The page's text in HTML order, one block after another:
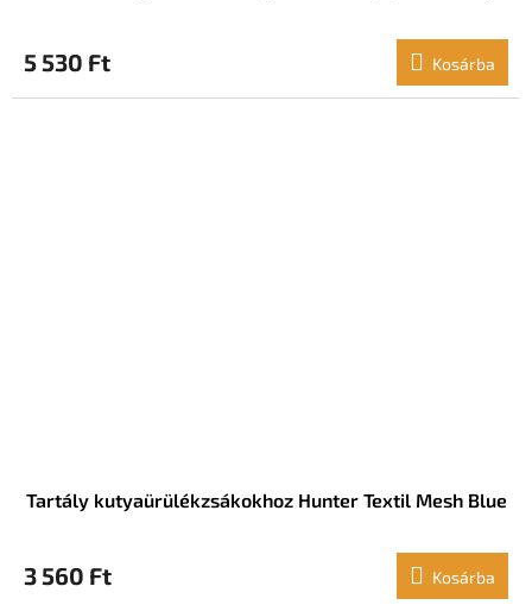
5 530 Ft Kosárba
Tartály kutyaürülékzsákokhoz Hunter Textil Mesh Blue
3 560 Ft Kosárba